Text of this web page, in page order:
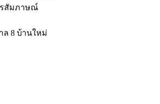
รสัมภาษณ์
ล 8 บ้านใหม่